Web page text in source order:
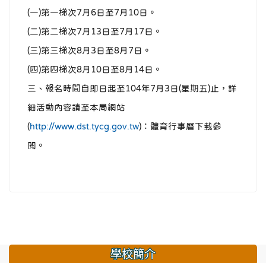
(一)第一梯次7月6日至7月10日。
(二)第二梯次7月13日至7月17日。
(三)第三梯次8月3日至8月7日。
(四)第四梯次8月10日至8月14日。
三、報名時間自即日起至104年7月3日(星期五)止，詳
細活動內容請至本局網站
( http://www.dst.tycg.gov.tw)：體育行事曆下載參
閱。
學校簡介